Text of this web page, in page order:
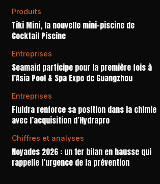
Produits
Tiki Mini, la nouvelle mini-piscine de
Cocktail Piscine
Entreprises
Seamaid participe pour la première fois à
l’Asia Pool & Spa Expo de Guangzhou
Entreprises
Fluidra renforce sa position dans la chimie
avec l’acquisition d’Hydrapro
Chiffres et analyses
Noyades 2026 : un 1er bilan en hausse qui
rappelle l’urgence de la prévention